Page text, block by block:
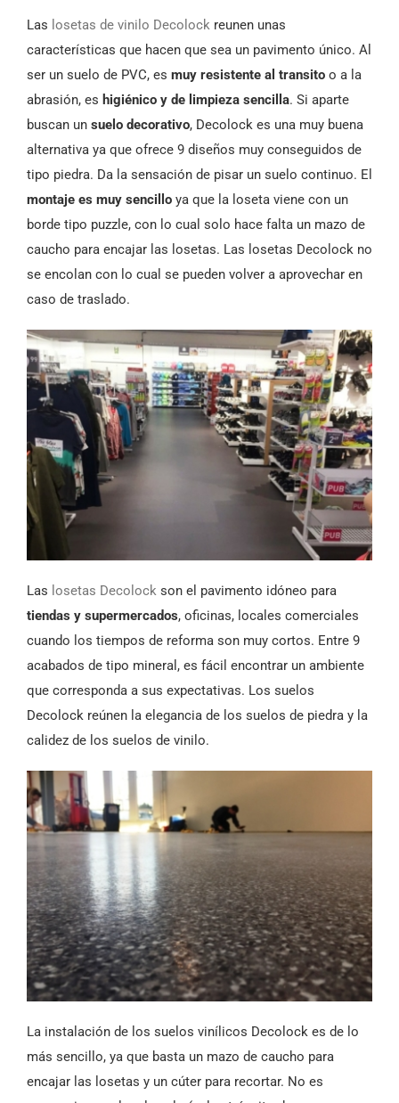
Las losetas de vinilo Decolock reunen unas
características que hacen que sea un pavimento único. Al
ser un suelo de PVC, es muy resistente al transito o a la
abrasión, es higiénico y de limpieza sencilla. Si aparte
buscan un suelo decorativo, Decolock es una muy buena
alternativa ya que ofrece 9 diseños muy conseguidos de
tipo piedra. Da la sensación de pisar un suelo continuo. El
montaje es muy sencillo ya que la loseta viene con un
borde tipo puzzle, con lo cual solo hace falta un mazo de
caucho para encajar las losetas. Las losetas Decolock no
se encolan con lo cual se pueden volver a aprovechar en
caso de traslado.
Las losetas Decolock son el pavimento idóneo para
tiendas y supermercados, oficinas, locales comerciales
cuando los tiempos de reforma son muy cortos. Entre 9
acabados de tipo mineral, es fácil encontrar un ambiente
que corresponda a sus expectativas. Los suelos
Decolock reúnen la elegancia de los suelos de piedra y la
calidez de los suelos de vinilo.
La instalación de los suelos vinílicos Decolock es de lo
más sencillo, ya que basta un mazo de caucho para
encajar las losetas y un cúter para recortar. No es